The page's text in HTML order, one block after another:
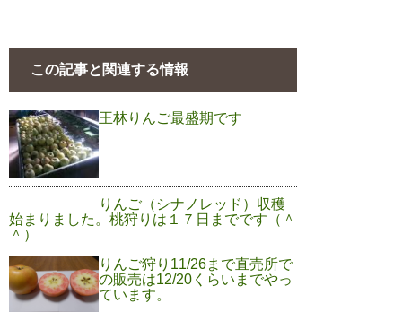
この記事と関連する情報
王林りんご最盛期です
りんご（シナノレッド）収穫
始まりました。桃狩りは１７日までです（＾
＾）
りんご狩り11/26まで直売所で
の販売は12/20くらいまでやっ
ています。